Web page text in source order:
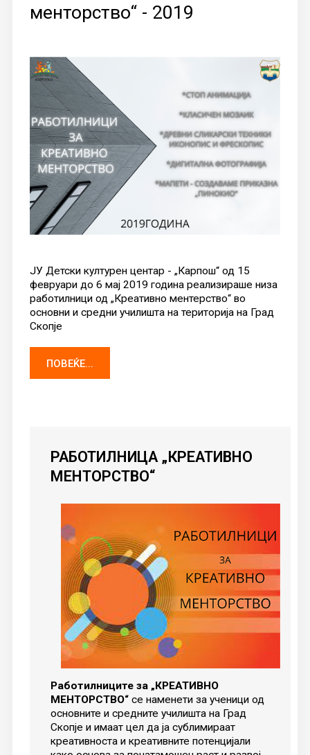
менторство“ - 2019
ЈУ Детски културен центар - „Карпош“ од 15
февруари до 6 мај 2019 година реализираше низа
работилници од „Креативно ментерство“ во
основни и средни училишта на територија на Град
Скопје
ПОВЕЌЕ...
РАБОТИЛНИЦА „КРЕАТИВНО
МЕНТОРСТВО“
Работилниците за „КРЕАТИВНО
МЕНТОРСТВО“се наменети за ученици од
основните и средните училишта на Град
Скопје и имаат цел да ја сублимираат
креативноста и креативните потенцијали